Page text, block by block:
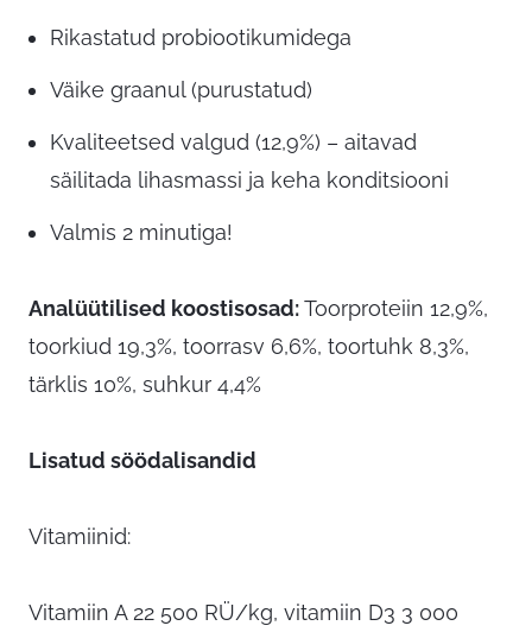
Rikastatud probiootikumidega
Väike graanul (purustatud)
Kvaliteetsed valgud (12,9%) – aitavad
säilitada lihasmassi ja keha konditsiooni
Valmis 2 minutiga!
Analüütilised koostisosad:Toorproteiin 12,9%,
toorkiud 19,3%, toorrasv 6,6%, toortuhk 8,3%,
tärklis 10%, suhkur 4,4%
Lisatud söödalisandid
Vitamiinid:
Vitamiin A 22 500 RÜ/kg, vitamiin D3 3 000